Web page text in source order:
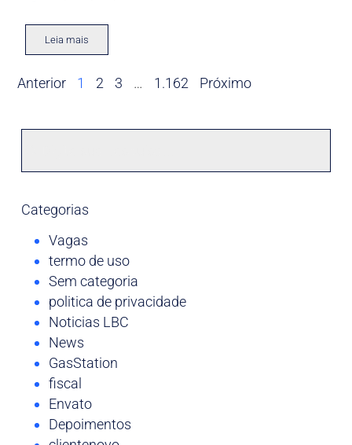
Leia mais
Anterior 1 2 3 … 1.162 Próximo
Categorias
Vagas
termo de uso
Sem categoria
politica de privacidade
Noticias LBC
News
GasStation
fiscal
Envato
Depoimentos